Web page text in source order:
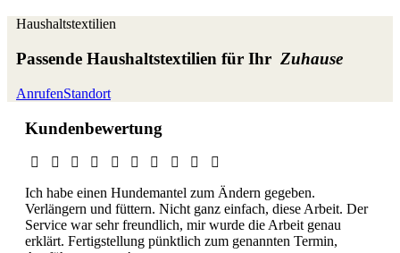
Haushaltstextilien
Passende Haushaltstextilien für Ihr Zuhause
AnrufenStandort
Kundenbewertung
Ich habe einen Hundemantel zum Ändern gegeben.
Verlängern und füttern. Nicht ganz einfach, diese Arbeit. Der
Service war sehr freundlich, mir wurde die Arbeit genau
erklärt. Fertigstellung pünktlich zum genannten Termin,